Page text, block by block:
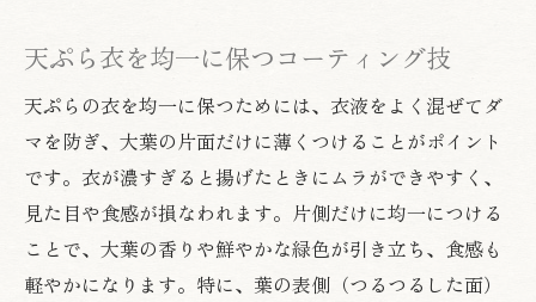
天ぷら衣を均一に保つコーティング技
天ぷらの衣を均一に保つためには、衣液をよく混ぜてダ
マを防ぎ、大葉の片面だけに薄くつけることがポイント
です。衣が濃すぎると揚げたときにムラができやすく、
見た目や食感が損なわれます。片側だけに均一につける
ことで、大葉の香りや鮮やかな緑色が引き立ち、食感も
軽やかになります。特に、葉の表側（つるつるした面）